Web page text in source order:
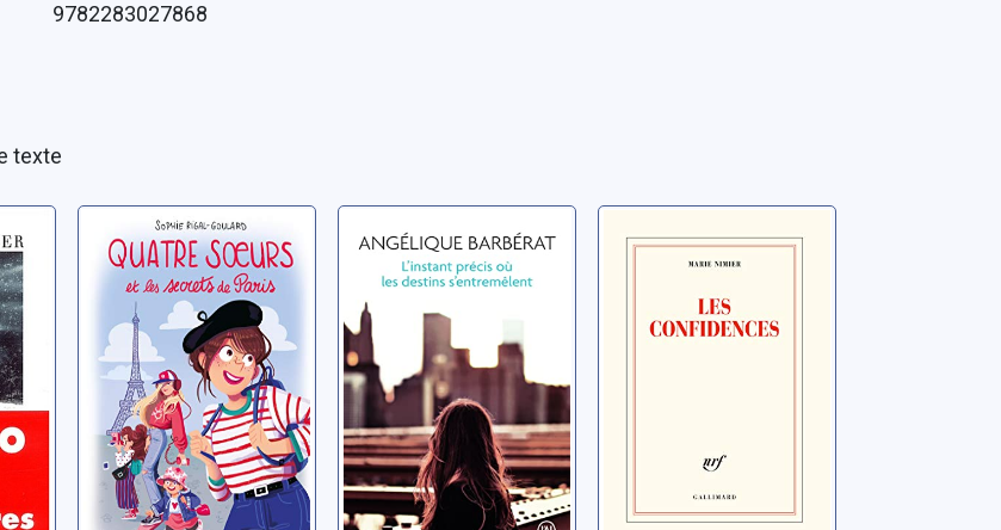
9782283027868
texte
Quatre soeurs et
les secrets de
Paris
Rigal-Goulard, Sophie
L'instant précis
où les destins
s'entremêlent
Barbérat, Angélique
Les confidences
Nimier, Marie